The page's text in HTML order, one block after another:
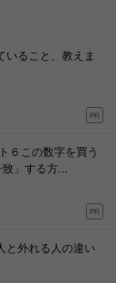
いること、教えま
PR
６この数字を買う
」する方...
PR
と外れる人の違い